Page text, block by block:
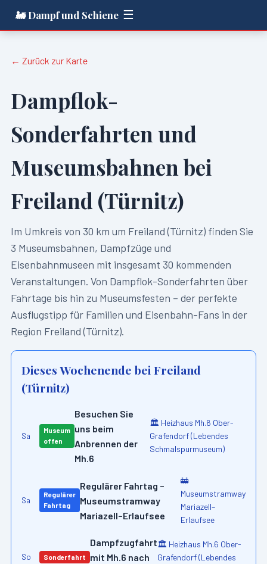
🚂 Dampf und Schiene ☰
← Zurück zur Karte
Dampflok-
Sonderfahrten und
Museumsbahnen bei
Freiland (Türnitz)
Im Umkreis von 30 km um Freiland (Türnitz)finden Sie
3 Museumsbahnen, Dampfzüge und
Eisenbahnmuseen mit insgesamt 30 kommenden
Veranstaltungen. Von Dampflok-Sonderfahrten über
Fahrtage bis hin zu Museumsfesten – der perfekte
Ausflugstipp für Familien und Eisenbahn-Fans in der
Region Freiland (Türnitz).
Dieses Wochenende beiFreiland
(Türnitz)
Sa
Museum
offen
Besuchen Sie
uns beim
Anbrennen der
Mh.6
🏛️ Heizhaus Mh.6 Ober-
Grafendorf (Lebendes
Schmalspurmuseum)
Sa
Regulärer
Fahrtag
Regulärer Fahrtag –
Museumstramway
Mariazell–Erlaufsee
🚋
Museumstramway
Mariazell–
Erlaufsee
So Sonderfahrt
Dampfzugfahrt
mit Mh.6 nach
🏛️ Heizhaus Mh.6 Ober-
Grafendorf (Lebendes